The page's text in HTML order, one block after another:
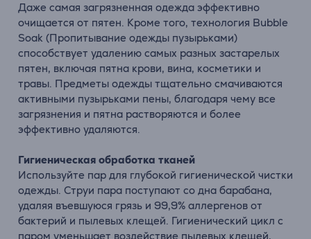
Даже самая загрязненная одежда эффективно
очищается от пятен. Кроме того, технология Bubble
Soak (Пропитывание одежды пузырьками)
способствует удалению самых разных застарелых
пятен, включая пятна крови, вина, косметики и
травы. Предметы одежды тщательно смачиваются
активными пузырьками пены, благодаря чему все
загрязнения и пятна растворяются и более
эффективно удаляются.
Гигиеническая обработка тканей
Используйте пар для глубокой гигиенической чистки
одежды. Струи пара поступают со дна барабана,
удаляя въевшуюся грязь и 99,9% аллергенов от
бактерий и пылевых клещей. Гигиенический цикл с
паром уменьшает воздействие пылевых клещей,